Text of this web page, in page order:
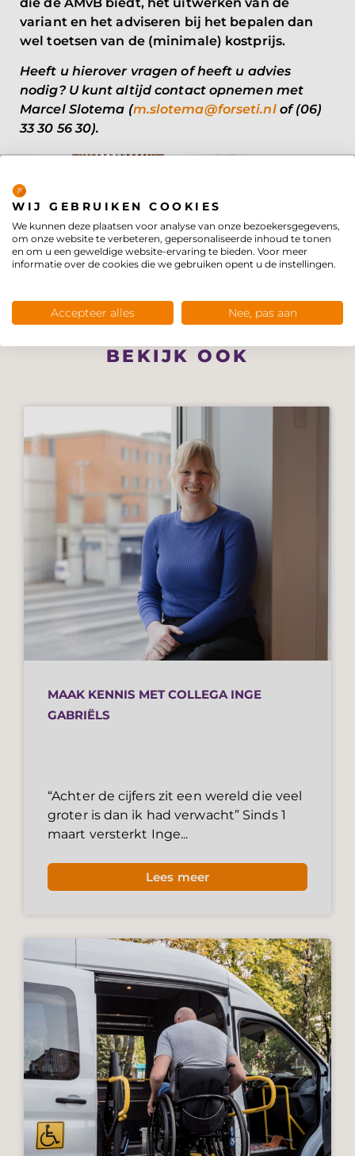
variant en het adviseren bij het bepalen dan
wel toetsen van de (minimale) kostprijs.
Heeft u hierover vragen of heeft u advies
nodig? U kunt altijd contact opnemen met
Marcel Slotema (m.slotema@forseti.nlof (06)
33 30 56 30).
WIL JE MEER WETEN?
Wij informeren je graag.
Neem contact op
BEKIJK OOK
MAAK KENNIS MET COLLEGA INGE
GABRIËLS
“Achter de cijfers zit een wereld die veel
groter is dan ik had verwacht” Sinds 1
maart versterkt Inge...
Lees meer
WIJ GEBRUIKEN COOKIES
We kunnen deze plaatsen voor analyse van onze bezoekersgegevens,
om onze website te verbeteren, gepersonaliseerde inhoud te tonen
en om u een geweldige website-ervaring te bieden. Voor meer
informatie over de cookies die we gebruiken opent u de instellingen.
Accepteer alles Nee, pas aan